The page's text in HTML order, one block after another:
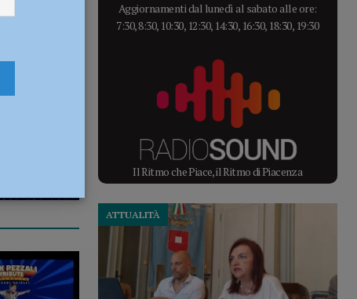
Aggiornamenti dal lunedì al sabato alle ore:
7:30, 8:30, 10:30, 12:30, 14:30, 16:30, 18:30, 19:30
Il Ritmo che Piace, il Ritmo di Piacenza
ATTUALITÀ